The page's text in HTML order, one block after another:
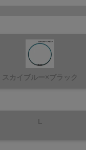
スカイブルー×ブラック
L